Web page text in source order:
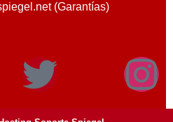
(Garantías)